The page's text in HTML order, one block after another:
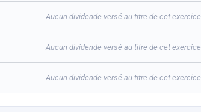
Aucun dividende versé au titre de cet exercice
Aucun dividende versé au titre de cet exercice
Aucun dividende versé au titre de cet exercice